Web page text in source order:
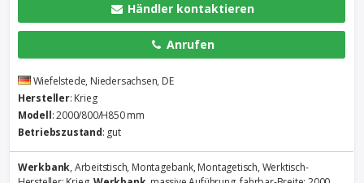
Händler kontaktieren
Anrufen
Wiefelstede, Niedersachsen, DE
Hersteller: Krieg
Modell: 2000/800/H850 mm
Betriebszustand: gut
Werkbank, Arbeitstisch, Montagebank, Montagetisch, Werktisch-